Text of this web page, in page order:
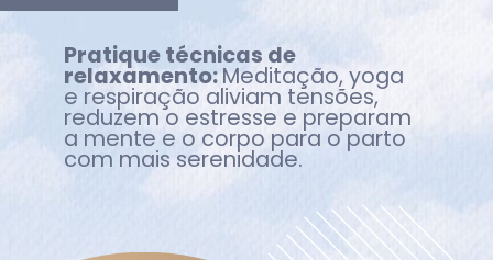
Pratique técnicas de
relaxamento:Meditação, yoga
e respiração aliviam tensões,
reduzem o estresse e preparam
a mente e o corpo para o parto
com mais serenidade.